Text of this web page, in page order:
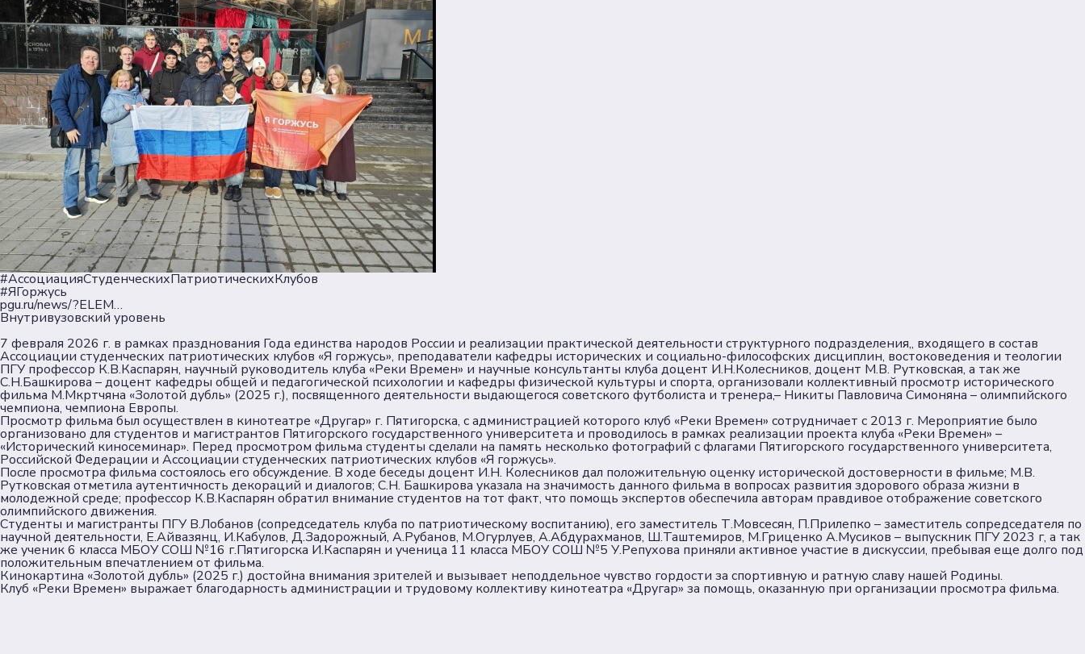
#АссоциацияСтуденческихПатриотическихКлубов
#ЯГоржусь
pgu.ru/news/?ELEM…
Внутривузовский уровень
7 февраля 2026 г. в рамках празднования Года единства народов России и реализации практической деятельности структурного подразделения,, входящего в состав
Ассоциации студенческих патриотических клубов «Я горжусь», преподаватели кафедры исторических и социально-философских дисциплин, востоковедения и теологии
ПГУ профессор К.В.Каспарян, научный руководитель клуба «Реки Времен» и научные консультанты клуба доцент И.Н.Колесников, доцент М.В. Рутковская, а так же
С.Н.Башкирова – доцент кафедры общей и педагогической психологии и кафедры физической культуры и спорта, организовали коллективный просмотр исторического
фильма М.Мкртчяна «Золотой дубль» (2025 г.), посвященного деятельности выдающегося советского футболиста и тренера,– Никиты Павловича Симоняна – олимпийского
чемпиона, чемпиона Европы.
Просмотр фильма был осуществлен в кинотеатре «Другар» г. Пятигорска, с администрацией которого клуб «Реки Времен» сотрудничает с 2013 г. Мероприятие было
организовано для студентов и магистрантов Пятигорского государственного университета и проводилось в рамках реализации проекта клуба «Реки Времен» –
«Исторический киносеминар». Перед просмотром фильма студенты сделали на память несколько фотографий с флагами Пятигорского государственного университета,
Российской Федерации и Ассоциации студенческих патриотических клубов «Я горжусь».
После просмотра фильма состоялось его обсуждение. В ходе беседы доцент И.Н. Колесников дал положительную оценку исторической достоверности в фильме; М.В.
Рутковская отметила аутентичность декораций и диалогов; С.Н. Башкирова указала на значимость данного фильма в вопросах развития здорового образа жизни в
молодежной среде; профессор К.В.Каспарян обратил внимание студентов на тот факт, что помощь экспертов обеспечила авторам правдивое отображение советского
олимпийского движения.
Студенты и магистранты ПГУ В.Лобанов (сопредседатель клуба по патриотическому воспитанию), его заместитель Т.Мовсесян, П.Прилепко – заместитель сопредседателя по
научной деятельности, Е.Айвазянц, И.Кабулов, Д.Задорожный, А.Рубанов, М.Огурлуев, А.Абдурахманов, Ш.Таштемиров, М.Гриценко А.Мусиков – выпускник ПГУ 2023 г, а так
же ученик 6 класса МБОУ СОШ №16 г.Пятигорска И.Каспарян и ученица 11 класса МБОУ СОШ №5 У.Репухова приняли активное участие в дискуссии, пребывая еще долго под
положительным впечатлением от фильма.
Кинокартина «Золотой дубль» (2025 г.) достойна внимания зрителей и вызывает неподдельное чувство гордости за спортивную и ратную славу нашей Родины.
Клуб «Реки Времен» выражает благодарность администрации и трудовому коллективу кинотеатра «Другар» за помощь, оказанную при организации просмотра фильма.